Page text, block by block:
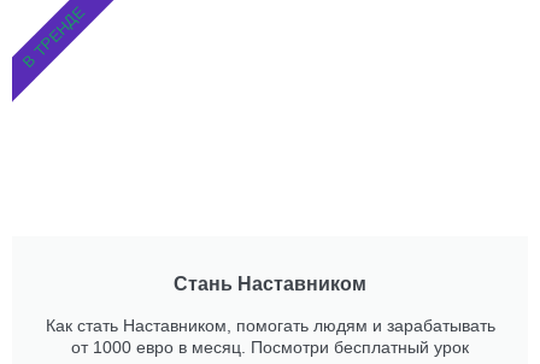
Стань Наставником
Как стать Наставником, помогать людям и зарабатывать
от 1000 евро в месяц. Посмотри бесплатный урок
В ТРЕНДЕ